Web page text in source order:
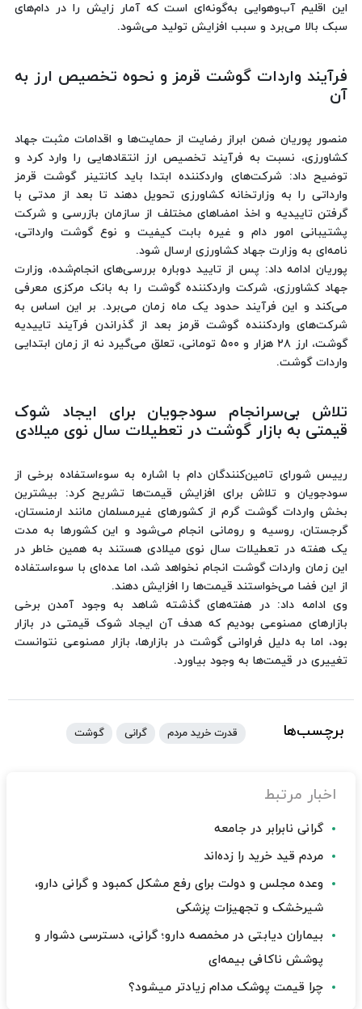
این اقلیم آب‌وهوایی به‌گونه‌ای است که آمار زایش را در دام‌های
سبک بالا می‌برد و سبب افزایش تولید می‌شود.
فرآیند واردات گوشت قرمز و نحوه تخصیص ارز به
آن
منصور پوریان ضمن ابراز رضایت از حمایت‌ها و اقدامات مثبت جهاد
کشاورزی، نسبت به فرآیند تخصیص ارز انتقادهایی را وارد کرد و
توضیح داد: شرکت‌های واردکننده ابتدا باید کانتینر گوشت قرمز
وارداتی را به وزارتخانه کشاورزی تحویل ‌دهند تا بعد از مدتی با
گرفتن تاییدیه و اخذ امضاهای مختلف از سازمان بازرسی و شرکت
پشتیبانی امور دام و غیره بابت کیفیت و نوع گوشت وارداتی،
نامه‌ای به وزارت جهاد کشاورزی ارسال ‌شود.
پوریان ادامه داد: پس از تایید دوباره بررسی‌های انجام‌شده، وزارت
جهاد کشاورزی، شرکت واردکننده گوشت را به بانک مرکزی معرفی
می‌کند و این فرآیند حدود یک ماه زمان می‌برد. بر این ‌اساس به
شرکت‌های واردکننده گوشت قرمز بعد از گذراندن فرآیند تاییدیه
گوشت، ارز ۲۸ هزار و ۵۰۰ تومانی، تعلق می‌گیرد نه از زمان ابتدایی
واردات گوشت.
تلاش بی‌سرانجام سودجویان برای ایجاد شوک
قیمتی به بازار گوشت در تعطیلات سال نوی میلادی
رییس شورای تامین‌کنندگان دام با اشاره به سوءاستفاده برخی از
سودجویان و تلاش برای افزایش قیمت‌ها تشریح کرد: بیشترین
بخش واردات گوشت گرم از کشورهای غیرمسلمان مانند ارمنستان،
گرجستان، روسیه و رومانی انجام می‌شود و این کشورها به مدت
یک هفته در تعطیلات سال نوی میلادی هستند به همین خاطر در
این زمان واردات گوشت انجام نخواهد شد، اما عده‌ای با سوءاستفاده
از این فضا می‌خواستند قیمت‌ها را افزایش دهند.
وی ادامه داد: در هفته‌های گذشته شاهد به‌ وجود آمدن برخی
بازارهای مصنوعی بودیم که هدف آن ایجاد شوک قیمتی در بازار
بود، اما به دلیل فراوانی گوشت در بازارها، بازار مصنوعی نتوانست
تغییری در قیمت‌ها به وجود بیاورد.
برچسب‌ها قدرت خرید مردم گرانی گوشت
اخبار مرتبط
گرانی نابرابر در جامعه
مردم قید خرید را زده‌اند
وعده مجلس و دولت برای رفع مشکل کمبود و گرانی دارو،
شیرخشک و تجهیزات پزشکی
بیماران دیابتی در مخمصه دارو؛ گرانی، دسترسی دشوار و
پوشش ناکافی بیمه‌ای
چرا قیمت پوشک مدام زیادتر میشود؟